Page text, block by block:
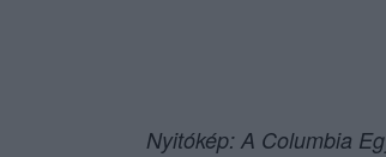
Nyitókép: A Columbia